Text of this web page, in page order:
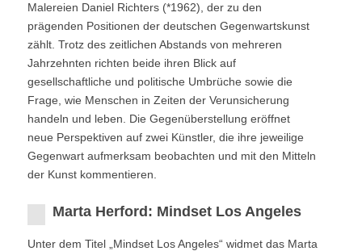
Malereien Daniel Richters (*1962), der zu den
prägenden Positionen der deutschen Gegenwartskunst
zählt. Trotz des zeitlichen Abstands von mehreren
Jahrzehnten richten beide ihren Blick auf
gesellschaftliche und politische Umbrüche sowie die
Frage, wie Menschen in Zeiten der Verunsicherung
handeln und leben. Die Gegenüberstellung eröffnet
neue Perspektiven auf zwei Künstler, die ihre jeweilige
Gegenwart aufmerksam beobachten und mit den Mitteln
der Kunst kommentieren.
Marta Herford: Mindset Los Angeles
Unter dem Titel „Mindset Los Angeles“ widmet das Marta